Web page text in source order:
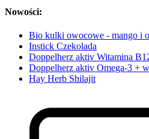
Nowości:
Bio kulki owocowe - mango i
Instick Czekolada
Doppelherz aktiv Witamina
Doppelherz aktiv Omega-3 +
Hay Herb Shilajit